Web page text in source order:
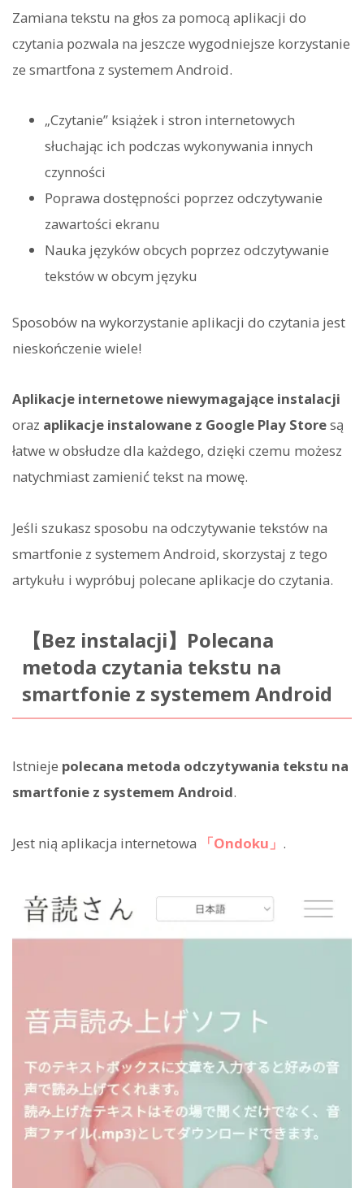
Zamiana tekstu na głos za pomocą aplikacji do
czytania pozwala na jeszcze wygodniejsze korzystanie
ze smartfona z systemem Android.
„Czytanie” książek i stron internetowych
słuchając ich podczas wykonywania innych
czynności
Poprawa dostępności poprzez odczytywanie
zawartości ekranu
Nauka języków obcych poprzez odczytywanie
tekstów w obcym języku
Sposobów na wykorzystanie aplikacji do czytania jest
nieskończenie wiele!
Aplikacje internetowe niewymagające instalacji
oraz aplikacje instalowane z Google Play Storesą
łatwe w obsłudze dla każdego, dzięki czemu możesz
natychmiast zamienić tekst na mowę.
Jeśli szukasz sposobu na odczytywanie tekstów na
smartfonie z systemem Android, skorzystaj z tego
artykułu i wypróbuj polecane aplikacje do czytania.
【Bez instalacji】Polecana
metoda czytania tekstu na
smartfonie z systemem Android
Istnieje polecana metoda odczytywania tekstu na
smartfonie z systemem Android.
Jest nią aplikacja internetowa 「Ondoku」 .